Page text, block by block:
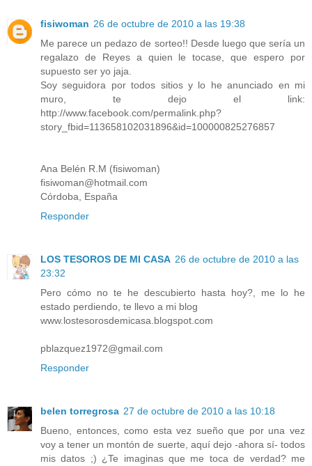
fisiwoman 26 de octubre de 2010 a las 19:38
Me parece un pedazo de sorteo!! Desde luego que sería un
regalazo de Reyes a quien le tocase, que espero por
supuesto ser yo jaja.
Soy seguidora por todos sitios y lo he anunciado en mi
muro, te dejo el link:
http://www.facebook.com/permalink.php?
story_fbid=113658102031896&id=100000825276857
Ana Belén R.M (fisiwoman)
fisiwoman@hotmail.com
Córdoba, España
Responder
LOS TESOROS DE MI CASA 26 de octubre de 2010 a las
23:32
Pero cómo no te he descubierto hasta hoy?, me lo he
estado perdiendo, te llevo a mi blog
www.lostesorosdemicasa.blogspot.com
pblazquez1972@gmail.com
Responder
belen torregrosa 27 de octubre de 2010 a las 10:18
Bueno, entonces, como esta vez sueño que por una vez
voy a tener un montón de suerte, aquí dejo -ahora sí- todos
mis datos ;) ¿Te imaginas que me toca de verdad? me